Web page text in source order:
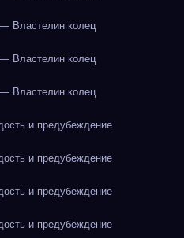
Властелин колец
Властелин колец
Властелин колец
и предубеждение
и предубеждение
и предубеждение
и предубеждение